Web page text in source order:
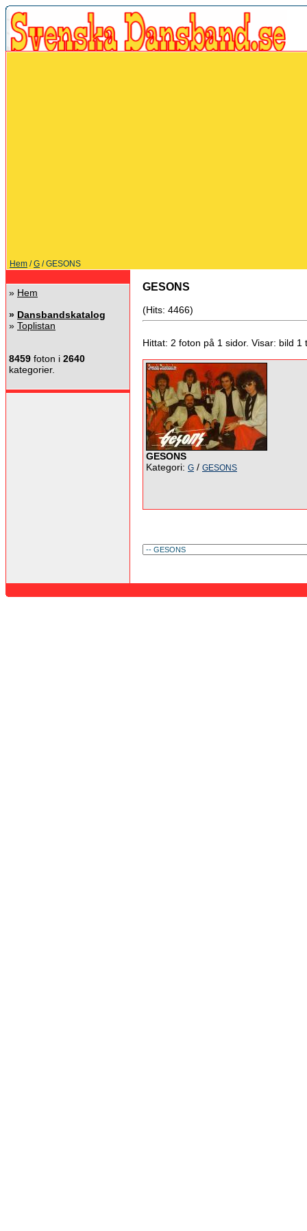
Hem /G / GESONS
» Hem
» Dansbandskatalog
» Toplistan
8459 foton i 2640
kategorier.
GESONS
(Hits: 4466)
Hittat: 2 foton på 1 sidor. Visar: bild 1
GESONS
Kategori: G / GESONS